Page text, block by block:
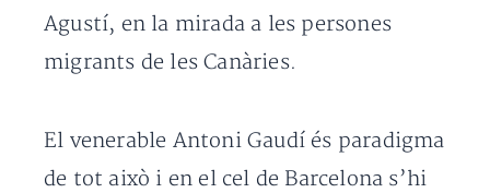
Agustí, en la mirada a les persones
migrants de les Canàries.
El venerable Antoni Gaudí és paradigma
de tot això i en el cel de Barcelona s’hi